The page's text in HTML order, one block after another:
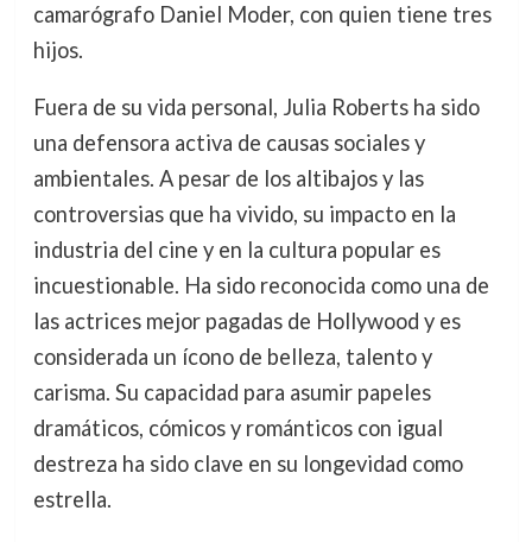
camarógrafo Daniel Moder, con quien tiene tres
hijos.
Fuera de su vida personal, Julia Roberts ha sido
una defensora activa de causas sociales y
ambientales. A pesar de los altibajos y las
controversias que ha vivido, su impacto en la
industria del cine y en la cultura popular es
incuestionable. Ha sido reconocida como una de
las actrices mejor pagadas de Hollywood y es
considerada un ícono de belleza, talento y
carisma. Su capacidad para asumir papeles
dramáticos, cómicos y románticos con igual
destreza ha sido clave en su longevidad como
estrella.